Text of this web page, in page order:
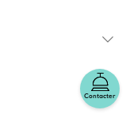
Contacter